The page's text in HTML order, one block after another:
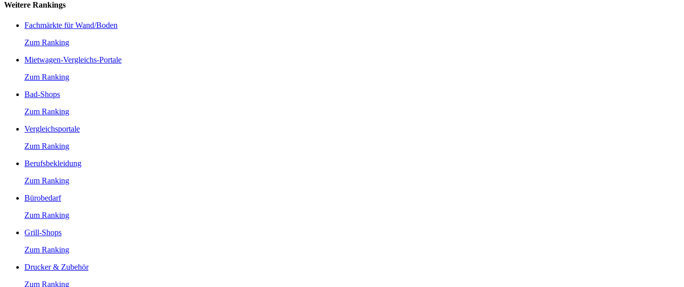
Weitere Rankings
Fachmärkte für Wand/Boden
Zum Ranking
Mietwagen-Vergleichs-Portale
Zum Ranking
Bad-Shops
Zum Ranking
Vergleichsportale
Zum Ranking
Berufsbekleidung
Zum Ranking
Bürobedarf
Zum Ranking
Grill-Shops
Zum Ranking
Drucker & Zubehör
Zum Ranking